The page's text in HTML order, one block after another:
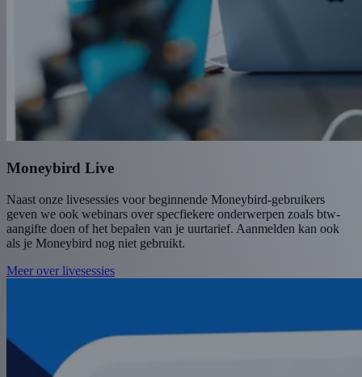
Moneybird Live
Naast onze livesessies voor beginnende Moneybird-gebruikers
geven we ook webinars over specfiekere onderwerpen zoals btw-
aangifte doen of het bepalen van je uurtarief. Aanmelden kan ook
als je Moneybird nog niet gebruikt.
Meer over livesessies